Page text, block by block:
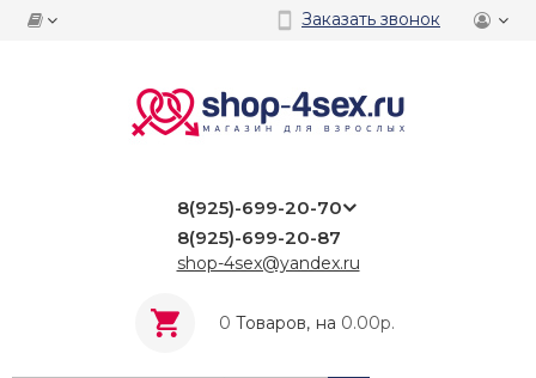
Заказать звонок
8(925)-699-20-70
8(925)-699-20-87
shop-4sex@yandex.ru
0 Tоваров, на 0.00р.